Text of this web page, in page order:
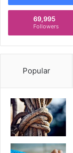
69,995
Followers
Popular